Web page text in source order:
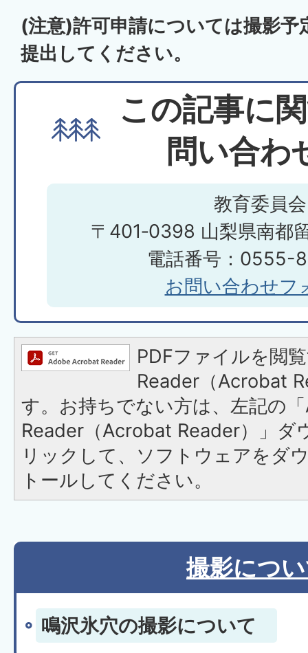
(注意)許可申請については撮影予
提出してください。
この記事に
問い合わ
教育委員会
〒401‐0398 山梨県南都
電話番号：0555-
お問い合わせフ
PDFファイルを閲
Reader（Acrobat
す。お持ちでない方は、左記の
Reader（Acrobat Reader）」ダ
リックして、ソフトウェアをダ
トールしてください。
撮影につ
鳴沢氷穴の撮影について